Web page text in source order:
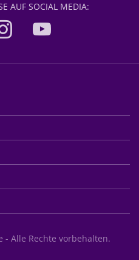
AUF SOCIAL MEDIA:
Alle Rechte vorbehalten.